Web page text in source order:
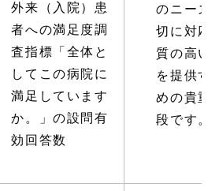
外来（入院）患
者への満足度調
査指標「全体と
してこの病院に
満足しています
か。」の設問有
効回答数
のニーズ
切に対応
質の高い
を提供す
めの貴重
段です。